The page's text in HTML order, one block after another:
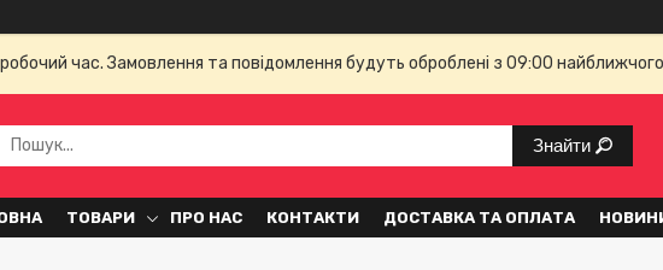
час. Замовлення та повідомлення будуть оброблені з 09:00
Знайти
ТОВАРИ ПРО НАС КОНТАКТИ ДОСТАВКА ТА ОПЛАТА